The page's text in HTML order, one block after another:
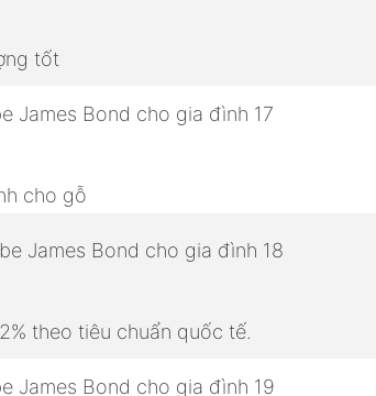
tốt
cho gỗ
theo tiêu chuẩn quốc tế.